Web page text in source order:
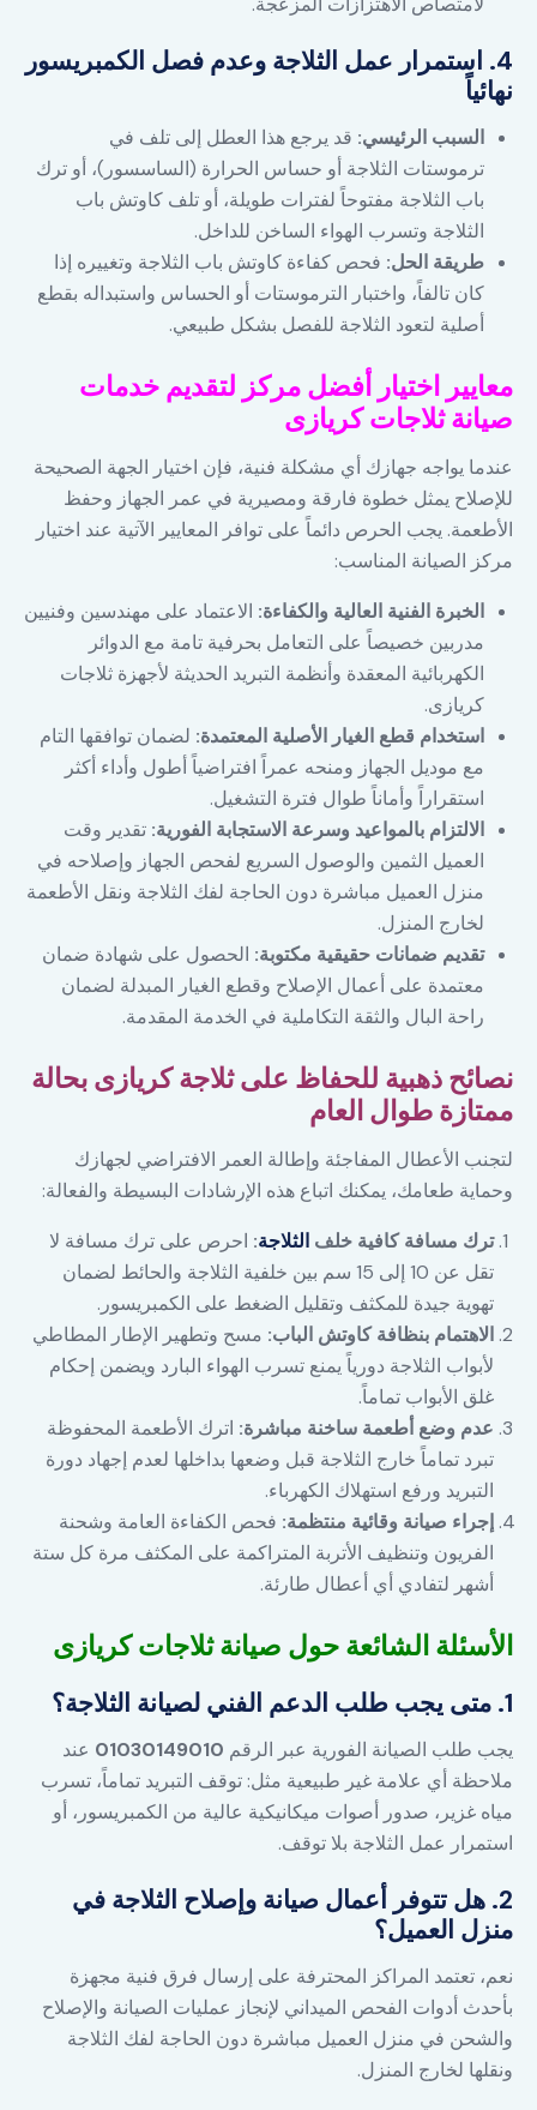
4. استمرار عمل الثلاجة وعدم فصل الكمبريسور
نهائياً
السبب الرئيسي: قد يرجع هذا العطل إلى تلف في
ترموستات الثلاجة أو حساس الحرارة (الساسسور)، أو ترك
باب الثلاجة مفتوحاً لفترات طويلة، أو تلف كاوتش باب
الثلاجة وتسرب الهواء الساخن للداخل.
طريقة الحل: فحص كفاءة كاوتش باب الثلاجة وتغييره إذا
كان تالفاً، واختبار الترموستات أو الحساس واستبداله بقطع
أصلية لتعود الثلاجة للفصل بشكل طبيعي.
معايير اختيار أفضل مركز لتقديم خدمات
صيانة ثلاجات كريازى
عندما يواجه جهازك أي مشكلة فنية، فإن اختيار الجهة الصحيحة
للإصلاح يمثل خطوة فارقة ومصيرية في عمر الجهاز وحفظ
الأطعمة. يجب الحرص دائماً على توافر المعايير الآتية عند اختيار
مركز الصيانة المناسب:
الخبرة الفنية العالية والكفاءة: الاعتماد على مهندسين وفنيين
مدربين خصيصاً على التعامل بحرفية تامة مع الدوائر
الكهربائية المعقدة وأنظمة التبريد الحديثة لأجهزة ثلاجات
كريازى.
استخدام قطع الغيار الأصلية المعتمدة: لضمان توافقها التام
مع موديل الجهاز ومنحه عمراً افتراضياً أطول وأداء أكثر
استقراراً وأماناً طوال فترة التشغيل.
الالتزام بالمواعيد وسرعة الاستجابة الفورية: تقدير وقت
العميل الثمين والوصول السريع لفحص الجهاز وإصلاحه في
منزل العميل مباشرة دون الحاجة لفك الثلاجة ونقل الأطعمة
لخارج المنزل.
تقديم ضمانات حقيقية مكتوبة: الحصول على شهادة ضمان
معتمدة على أعمال الإصلاح وقطع الغيار المبدلة لضمان
راحة البال والثقة التكاملية في الخدمة المقدمة.
نصائح ذهبية للحفاظ على ثلاجة كريازى بحالة
ممتازة طوال العام
لتجنب الأعطال المفاجئة وإطالة العمر الافتراضي لجهازك
وحماية طعامك، يمكنك اتباع هذه الإرشادات البسيطة والفعالة:
ترك مسافة كافية خلف الثلاجة: احرص على ترك مسافة لا
تقل عن 10 إلى 15 سم بين خلفية الثلاجة والحائط لضمان
تهوية جيدة للمكثف وتقليل الضغط على الكمبريسور.
الاهتمام بنظافة كاوتش الباب: مسح وتطهير الإطار المطاطي
لأبواب الثلاجة دورياً يمنع تسرب الهواء البارد ويضمن إحكام
غلق الأبواب تماماً.
عدم وضع أطعمة ساخنة مباشرة: اترك الأطعمة المحفوظة
تبرد تماماً خارج الثلاجة قبل وضعها بداخلها لعدم إجهاد دورة
التبريد ورفع استهلاك الكهرباء.
إجراء صيانة وقائية منتظمة: فحص الكفاءة العامة وشحنة
الفريون وتنظيف الأتربة المتراكمة على المكثف مرة كل ستة
أشهر لتفادي أي أعطال طارئة.
الأسئلة الشائعة حول صيانة ثلاجات كريازى
1. متى يجب طلب الدعم الفني لصيانة الثلاجة؟
يجب طلب الصيانة الفورية عبر الرقم 01030149010 عند
ملاحظة أي علامة غير طبيعية مثل: توقف التبريد تماماً، تسرب
مياه غزير، صدور أصوات ميكانيكية عالية من الكمبريسور، أو
استمرار عمل الثلاجة بلا توقف.
2. هل تتوفر أعمال صيانة وإصلاح الثلاجة في
منزل العميل؟
نعم، تعتمد المراكز المحترفة على إرسال فرق فنية مجهزة
بأحدث أدوات الفحص الميداني لإنجاز عمليات الصيانة والإصلاح
والشحن في منزل العميل مباشرة دون الحاجة لفك الثلاجة
ونقلها لخارج المنزل.